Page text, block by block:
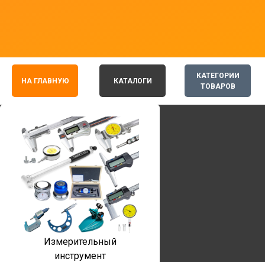
КАТЕГОРИИ
ТОВАРОВ
НА ГЛАВНУЮ КАТАЛОГИ
Измерительный
инструмент